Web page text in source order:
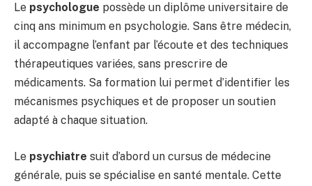
Le psychologue possède un diplôme universitaire de
cinq ans minimum en psychologie. Sans être médecin,
il accompagne l’enfant par l’écoute et des techniques
thérapeutiques variées, sans prescrire de
médicaments. Sa formation lui permet d’identifier les
mécanismes psychiques et de proposer un soutien
adapté à chaque situation.
Le psychiatre suit d’abord un cursus de médecine
générale, puis se spécialise en santé mentale. Cette